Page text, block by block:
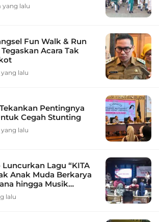
yang lalu
Fun Walk & Run
Acara Tak
lalu
Pentingnya
Cegah Stunting
lalu
Lagu “KITA
Anak Muda Berkarya
hingga Musik
lalu